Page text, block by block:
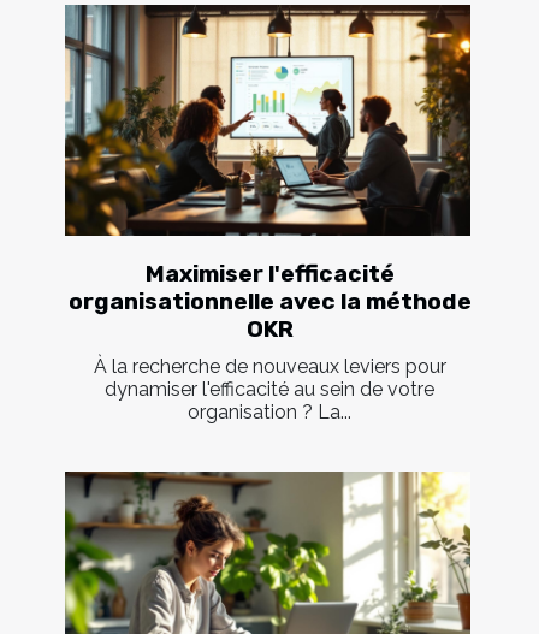
Maximiser l'efficacité
organisationnelle avec la méthode
OKR
À la recherche de nouveaux leviers pour
dynamiser l'efficacité au sein de votre
organisation ? La...